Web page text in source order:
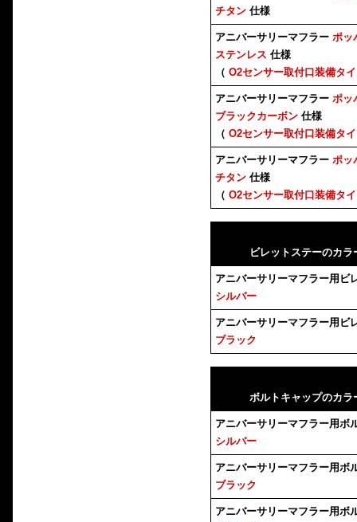
チタン仕様
アニバーサリーマフラー ポッ
ステンレス 仕様
（ O2センサー取付口装備タ
アニバーサリーマフラー ポッ
ブラックカーボン仕様
（ O2センサー取付口装備タ
アニバーサリーマフラー ポッ
チタン仕様
（ O2センサー取付口装備タ
ビレットステーのカ
アニバーサリーマフラー用ビ
シルバー
アニバーサリーマフラー用ビ
ブラック
ボルトキャップのカ
アニバーサリーマフラー用ボ
シルバー
アニバーサリーマフラー用ボ
ブラック
アニバーサリーマフラー用ボ